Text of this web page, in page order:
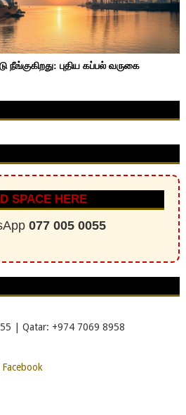
நீங்குகிறது: புதிய கப்பல் வருகை
SPACE HERE
077 005 0055
| Qatar: +974 7069 8958
Facebook